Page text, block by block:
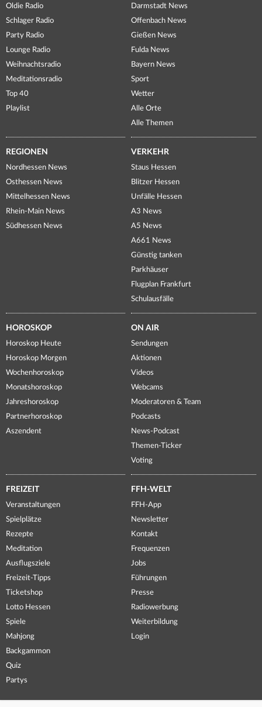
Oldie Radio
Schlager Radio
Party Radio
Lounge Radio
Weihnachtsradio
Meditationsradio
Top 40
Playlist
Darmstadt News
Offenbach News
Gießen News
Fulda News
Bayern News
Sport
Wetter
Alle Orte
Alle Themen
REGIONEN
Nordhessen News
Osthessen News
Mittelhessen News
Rhein-Main News
Südhessen News
VERKEHR
Staus Hessen
Blitzer Hessen
Unfälle Hessen
A3 News
A5 News
A661 News
Günstig tanken
Parkhäuser
Flugplan Frankfurt
Schulausfälle
HOROSKOP
Horoskop Heute
Horoskop Morgen
Wochenhoroskop
Monatshoroskop
Jahreshoroskop
Partnerhoroskop
Aszendent
ON AIR
Sendungen
Aktionen
Videos
Webcams
Moderatoren & Team
Podcasts
News-Podcast
Themen-Ticker
Voting
FREIZEIT
Veranstaltungen
Spielplätze
Rezepte
Meditation
Ausflugsziele
Freizeit-Tipps
Ticketshop
Lotto Hessen
Spiele
Mahjong
Backgammon
Quiz
Partys
FFH-WELT
FFH-App
Newsletter
Kontakt
Frequenzen
Jobs
Führungen
Presse
Radiowerbung
Weiterbildung
Login